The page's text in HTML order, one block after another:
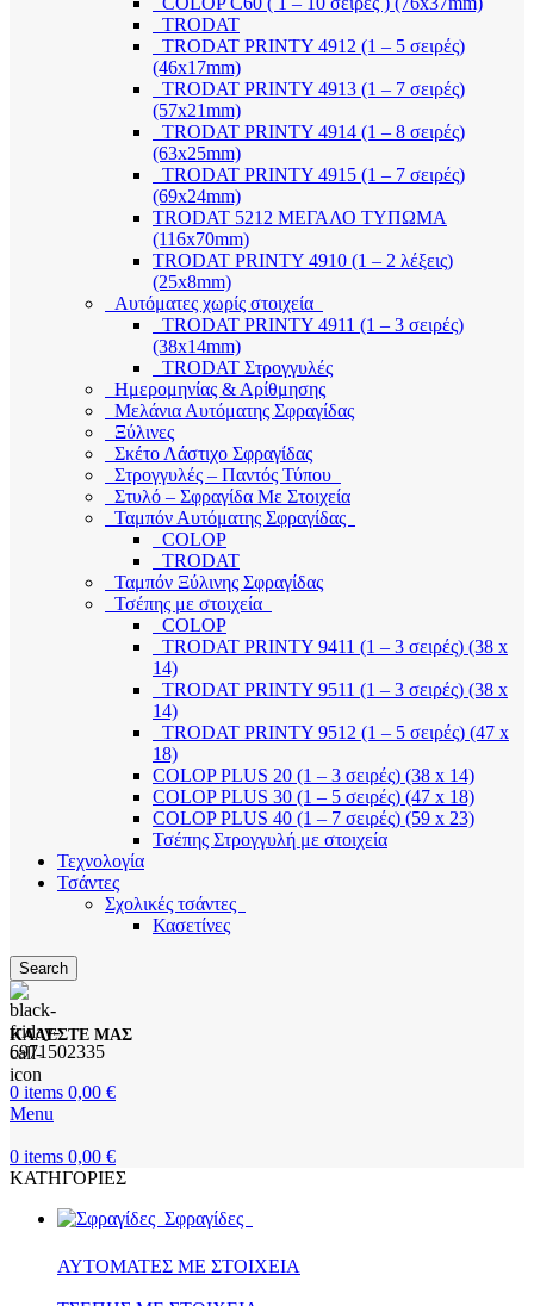
TRODAT
TRODAT PRINTY 4912 (1 – 5 σειρές)
(46x17mm)
TRODAT PRINTY 4913 (1 – 7 σειρές)
(57x21mm)
TRODAT PRINTY 4914 (1 – 8 σειρές)
(63x25mm)
TRODAT PRINTY 4915 (1 – 7 σειρές)
(69x24mm)
TRODAT 5212 ΜΕΓΑΛΟ ΤΥΠΩΜΑ
(116x70mm)
TRODAT PRINTY 4910 (1 – 2 λέξεις)
(25x8mm)
Αυτόματες χωρίς στοιχεία
TRODAT PRINTY 4911 (1 – 3 σειρές)
(38x14mm)
TRODAT Στρογγυλές
Ημερομηνίας & Αρίθμησης
Μελάνια Αυτόματης Σφραγίδας
Ξύλινες
Σκέτο Λάστιχο Σφραγίδας
Στρογγυλές – Παντός Τύπου
Στυλό – Σφραγίδα Με Στοιχεία
Ταμπόν Αυτόματης Σφραγίδας
COLOP
TRODAT
Ταμπόν Ξύλινης Σφραγίδας
Τσέπης με στοιχεία
COLOP
TRODAT PRINTY 9411 (1 – 3 σειρές) (38 x
14)
TRODAT PRINTY 9511 (1 – 3 σειρές) (38 x
14)
TRODAT PRINTY 9512 (1 – 5 σειρές) (47 x
18)
COLOP PLUS 20 (1 – 3 σειρές) (38 x 14)
COLOP PLUS 30 (1 – 5 σειρές) (47 x 18)
COLOP PLUS 40 (1 – 7 σειρές) (59 x 23)
Τσέπης Στρογγυλή με στοιχεία
Τεχνολογία
Τσάντες
Σχολικές τσάντες
Κασετίνες
Search
ΚΑΛΕΣΤΕ ΜΑΣ
6971502335
0 items 0,00 €
Menu
0 items 0,00 €
ΚΑΤΗΓΟΡΙΕΣ
Σφραγίδες
ΑΥΤΟΜΑΤΕΣ ΜΕ ΣΤΟΙΧΕΙΑ